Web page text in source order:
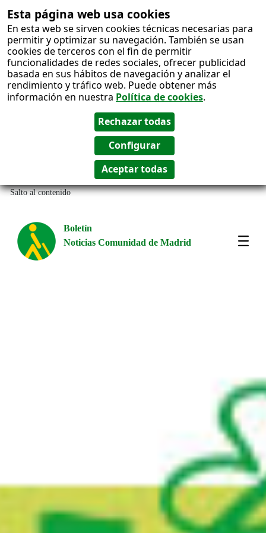
Esta página web usa cookies
En esta web se sirven cookies técnicas necesarias para
permitir y optimizar su navegación. También se usan
cookies de terceros con el fin de permitir
funcionalidades de redes sociales, ofrecer publicidad
basada en sus hábitos de navegación y analizar el
rendimiento y tráfico web. Puede obtener más
información en nuestra Política de cookies.
Salto al contenido
Boletín
Noticias Comunidad de Madrid